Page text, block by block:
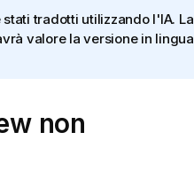
tradotti utilizzando l'IA. La
valore la versione in lingua
non